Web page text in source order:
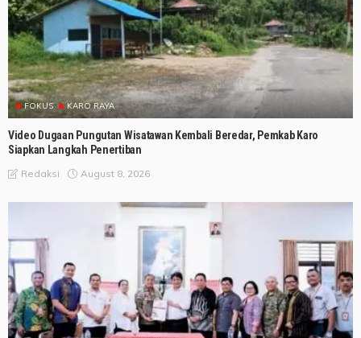
FOKUS KARO RAYA
Video Dugaan Pungutan Wisatawan Kembali Beredar, Pemkab Karo
Siapkan Langkah Penertiban
Redaksi August 8, 2026